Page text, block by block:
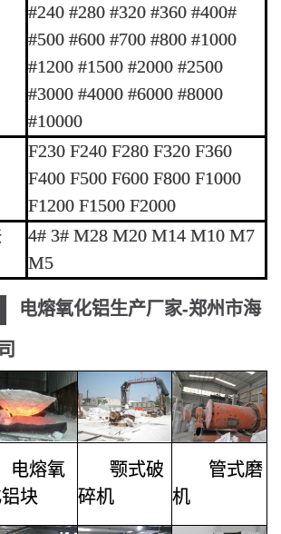
#240 #280 #320 #360 #400#
#500 #600 #700 #800 #1000
#1200 #1500 #2000 #2500
#3000 #4000 #6000 #8000
#10000
F230 F240 F280 F320 F360
F400 F500 F600 F800 F1000
F1200 F1500 F2000
4# 3# M28 M20 M14 M10 M7
M5
电熔氧化铝生产厂家-郑州市海
电熔氧
块
颚式破
碎机
管式磨
机